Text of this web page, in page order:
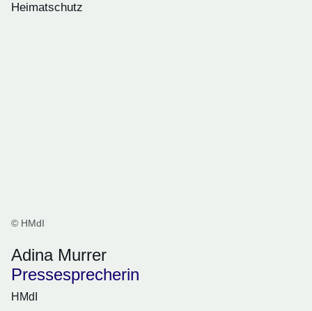
Heimatschutz
© HMdI
Adina Murrer
Pressesprecherin
HMdI